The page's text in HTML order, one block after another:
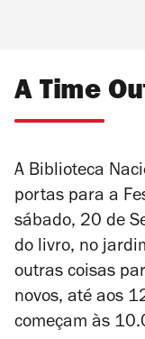
A Time
A Biblioteca
portas para a
sábado, 20 de
do livro, no
outras coisas
novos, até aos
começam às